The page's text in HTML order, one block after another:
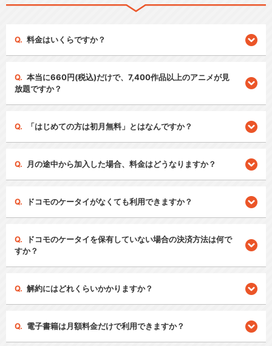
料金はいくらですか？
本当に660円(税込)だけで、7,400作品以上のアニメが見
放題ですか？
「はじめての方は初月無料」とはなんですか？
月の途中から加入した場合、料金はどうなりますか？
ドコモのケータイがなくても利用できますか？
ドコモのケータイを保有していない場合の決済方法は何で
すか？
解約にはどれくらいかかりますか？
電子書籍は月額料金だけで利用できますか？